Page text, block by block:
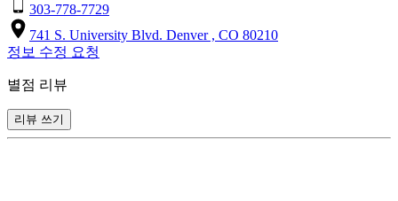
303-778-7729
741 S. University Blvd. Denver , CO 80210
정보 수정 요청
별점 리뷰
리뷰 쓰기